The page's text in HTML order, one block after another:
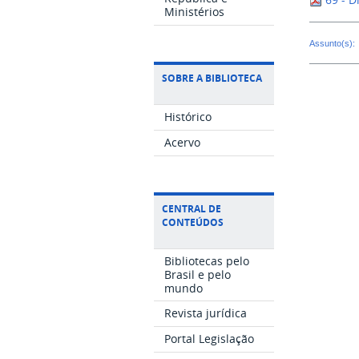
Ministérios
SOBRE A BIBLIOTECA
Histórico
Acervo
CENTRAL DE
CONTEÚDOS
Bibliotecas pelo
Brasil e pelo
mundo
Revista jurídica
Portal Legislação
Assunto(s):